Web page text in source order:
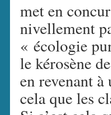
met en
nivellement
« écologie
le kérosène
en revenant
cela que les